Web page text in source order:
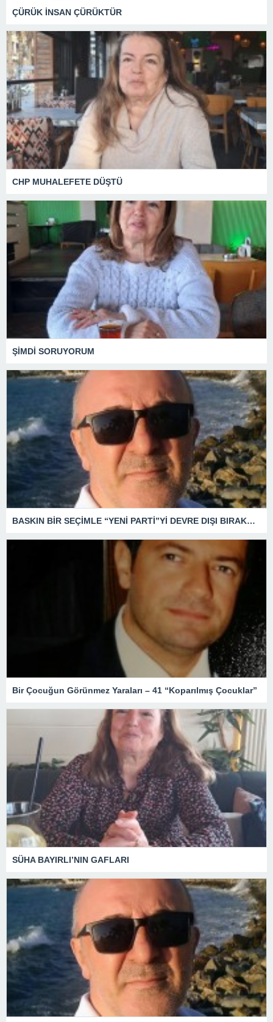
ÇÜRÜK İNSAN ÇÜRÜKTÜR
CHP MUHALEFETE DÜŞTÜ
ŞİMDİ SORUYORUM
BASKIN BİR SEÇİMLE “YENİ PARTİ”Yİ DEVRE DIŞI BIRAKMAK İÇİN DÜĞMEYE Mİ BASILDI?
Bir Çocuğun Görünmez Yaraları – 41 “Koparılmış Çocuklar”
SÜHA BAYIRLI’NIN GAFLARI